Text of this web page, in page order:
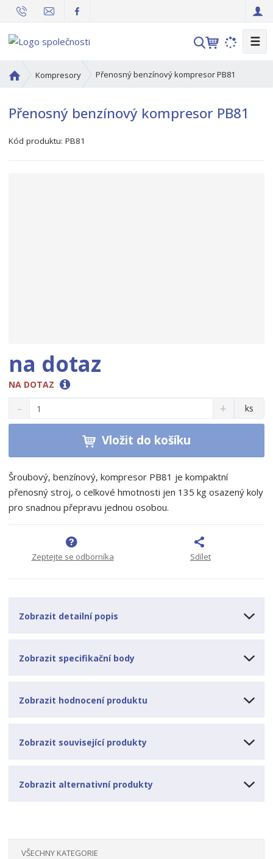
V
h
d
☰
v
d
í
Kompresory Přenosný benzínový kompresor PB81
Přenosný benzínový kompresor PB81
Kód produktu:PB81
na dotaz
NA DOTAZ
m
i
t
p
o
č
e
N
a
v
t
m
n
ž
í
n
í
i
m
n
o
ž
s
ks
Vložit do košíku
Šroubový, benzínový, kompresor PB81 je kompaktní
přenosný stroj, o celkové hmotnosti jen 135 kg osazený koly
pro snadnou přepravu jednou osobou.
Zeptejte se odborníka Sdílet
Zobrazit detailní popis
Zobrazit specifikační body
Zobrazit hodnocení produktu
Zobrazit související produkty
Zobrazit alternativní produkty
VŠECHNY KATEGORIE